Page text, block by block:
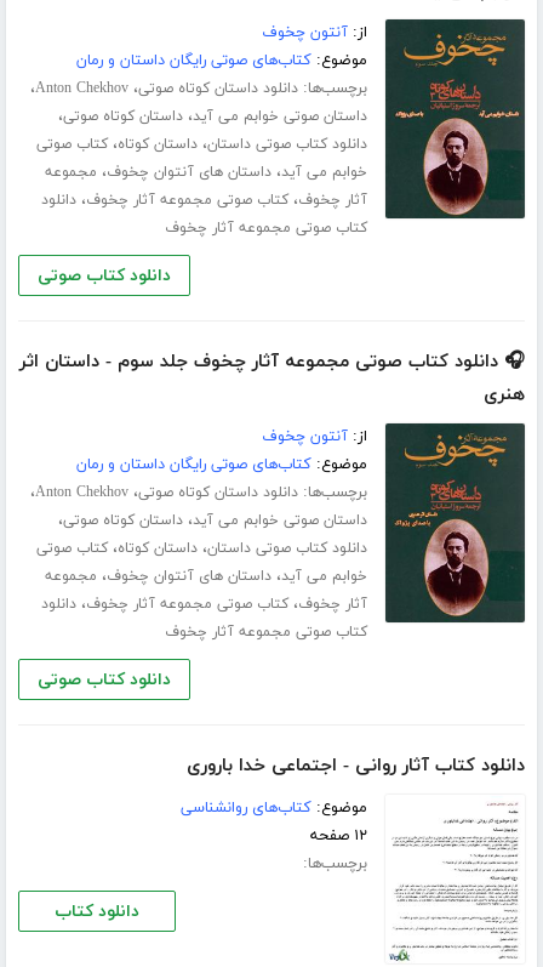
از:آنتون چخوف
موضوع:کتاب‌های صوتی رایگان داستان و رمان
برچسب‌ها:دانلود داستان کوتاه صوتی،Anton Chekhov،
داستان صوتی خوابم می آید،داستان کوتاه صوتی،
دانلود کتاب صوتی داستان،داستان کوتاه،کتاب صوتی
خوابم می آید،داستان های آنتوان چخوف، مجموعه
آثار چخوف،کتاب صوتی مجموعه آثار چخوف،دانلود
کتاب صوتی مجموعه آثار چخوف
دانلود کتاب صوتی
🎧 دانلود کتاب صوتی مجموعه آثار چخوف جلد سوم - داستان اثر
هنری
از:آنتون چخوف
موضوع:کتاب‌های صوتی رایگان داستان و رمان
برچسب‌ها:دانلود داستان کوتاه صوتی،Anton Chekhov،
داستان صوتی خوابم می آید،داستان کوتاه صوتی،
دانلود کتاب صوتی داستان،داستان کوتاه،کتاب صوتی
خوابم می آید،داستان های آنتوان چخوف، مجموعه
آثار چخوف،کتاب صوتی مجموعه آثار چخوف،دانلود
کتاب صوتی مجموعه آثار چخوف
دانلود کتاب صوتی
دانلود کتاب آثار روانی - اجتماعی خدا باروری
موضوع:کتاب‌های روانشناسی
۱۲ صفحه
برچسب‌ها:
دانلود کتاب